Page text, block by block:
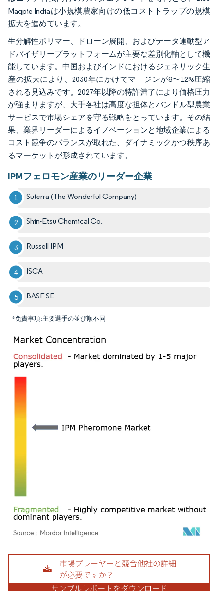
Magpie Indiaは小規模農家向けの低コストトラップの規模
拡大を進めています。
生分解性ポリマー、ドローン展開、およびデータ連動型ア
ドバイザリープラットフォームが主要な差別化軸として機
能しています。中国およびインドにおけるジェネリック生
産の拡大により、2030年にかけてマージンが8〜12%圧縮
される見込みです。2027年以降の特許満了により価格圧力
が強まりますが、大手各社は高度な担体とバンドル型農業
サービスで市場シェアを守る戦略をとっています。その結
果、業界リーダーによるイノベーションと地域企業による
コスト競争のバランスが取れた、ダイナミックかつ秩序あ
るマーケットが形成されています。
IPMフェロモン産業のリーダー企業
Suterra (The Wonderful Company)
Shin-Etsu Chemical Co.
Russell IPM
ISCA
BASF SE
*免責事項:主要選手の並び順不同
画像 © Mordor Intelligence。再利用にはCC BY 4.0の表示が必要です。